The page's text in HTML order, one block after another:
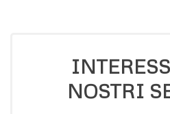
NOSTRI